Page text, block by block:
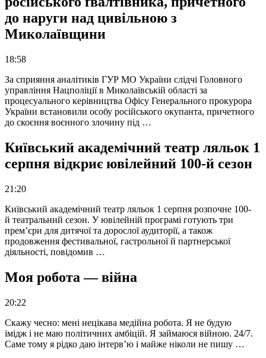
до наруги над цивільною з
Миколаївщини
18:58
За сприяння аналітиків ГУР МО України слідчі Головного
управління Нацполіції в Миколаївській області за
процесуального керівництва Офісу Генерального прокурора
України встановили особу російського окупанта, причетного
до скоєння воєнного злочину під …
Київський академічний театр ляльок 1
серпня відкриє ювілейний 100-й сезон
21:20
Київський академічний театр ляльок 1 серпня розпочне 100-
й театральний сезон. У ювілейній програмі готують три
прем’єри для дитячої та дорослої аудиторії, а також
продовження фестивальної, гастрольної й партнерської
діяльності, повідомив …
Моя робота — війна
20:22
Скажу чесно: мені нецікава медійна робота. Я не будую
імідж і не маю політичних амбіцій. Я займаюся війною. 24/7.
Саме тому я рідко даю інтерв’ю і майже ніколи не пишу …